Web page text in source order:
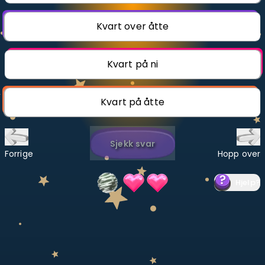
Bestill privatundervisning
Inviter en venn
Velg læreplan
Kvart over åtte
Kvart på ni
Kvart på åtte
Forrige
Sjekk svar
Hopp over
?